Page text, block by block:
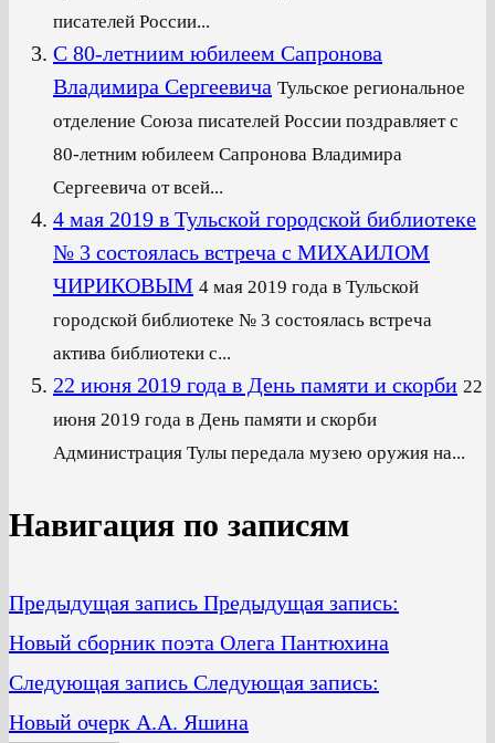
писателей России...
С 80-летниим юбилеем Сапронова
Владимира Сергеевича Тульское региональное
отделение Союза писателей России поздравляет с
80-летним юбилеем Сапронова Владимира
Сергеевича от всей...
4 мая 2019 в Тульской городской библиотеке
№ 3 состоялась встреча с МИХАИЛОМ
ЧИРИКОВЫМ 4 мая 2019 года в Тульской
городской библиотеке № 3 состоялась встреча
актива библиотеки с...
22 июня 2019 года в День памяти и скорби 22
июня 2019 года в День памяти и скорби
Администрация Тулы передала музею оружия на...
Навигация по записям
Предыдущая запись Предыдущая запись:
Новый сборник поэта Олега Пантюхина
Следующая запись Следующая запись:
Новый очерк А.А. Яшина